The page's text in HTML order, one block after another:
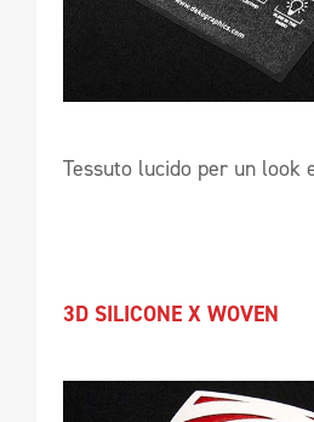
Tessuto lucido per un look
3D SILICONE X WOVEN